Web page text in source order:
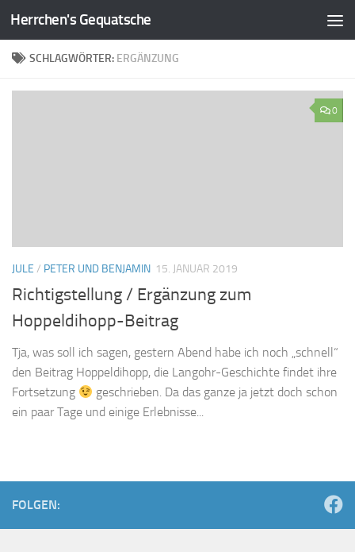
Zum Inhalt springen
Herrchen's Gequatsche
SCHLAGWÖRTER: ERGÄNZUNG
0
JULE / PETER UND BENJAMIN 15. JANUAR 2019
Richtigstellung / Ergänzung zum
Hoppeldihopp-Beitrag
Tja, was soll ich sagen, gestern Abend habe ich noch „schnell“
den Beitrag Hoppeldihopp, die Langohr-Geschichte findet ihre
Fortsetzung
geschrieben. Da das ganze ja jetzt doch schon
ein paar Tage und einige Erlebnisse...
FOLGEN: